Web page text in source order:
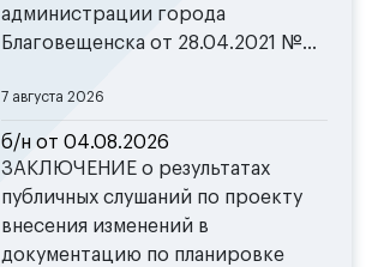
администрации города
Благовещенска от 28.04.2021 №...
7 августа 2026
б/н от 04.08.2026
ЗАКЛЮЧЕНИЕ о результатах
публичных слушаний по проекту
внесения изменений в
документацию по планировке